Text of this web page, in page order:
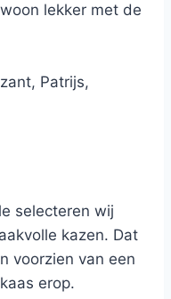
lekker met de
Patrijs,
selecteren wij
kazen. Dat
voorzien van een
erop.